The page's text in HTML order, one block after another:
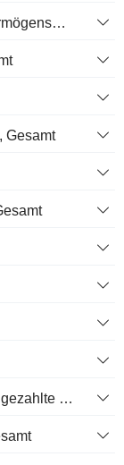
Verkauf (Kauf) von immateriellen Vermögenswerten
Gesamt
Auf gewöhnliche und Vorzugsaktien gezahlte Dividenden